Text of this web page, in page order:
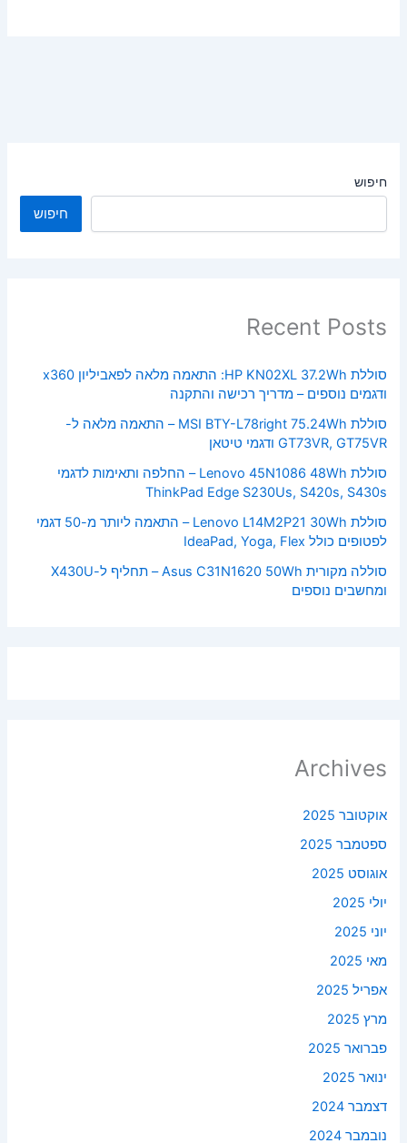
חיפוש
חיפוש
Recent Posts
סוללת HP KN02XL 37.2Wh: התאמה מלאה לפאביליון x360
ודגמים נוספים – מדריך רכישה והתקנה
סוללת MSI BTY-L78right 75.24Wh – התאמה מלאה ל-
GT73VR, GT75VR ודגמי טיטאן
סוללת Lenovo 45N1086 48Wh – החלפה ותאימות לדגמי
ThinkPad Edge S230Us, S420s, S430s
סוללת Lenovo L14M2P21 30Wh – התאמה ליותר מ-50 דגמי
לפטופים כולל IdeaPad, Yoga, Flex
סוללה מקורית Asus C31N1620 50Wh – תחליף ל-X430U
ומחשבים נוספים
Archives
אוקטובר 2025
ספטמבר 2025
אוגוסט 2025
יולי 2025
יוני 2025
מאי 2025
אפריל 2025
מרץ 2025
פברואר 2025
ינואר 2025
דצמבר 2024
נובמבר 2024